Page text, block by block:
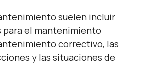
suelen incluir
para el mantenimiento
correctivo, las
y las situaciones de